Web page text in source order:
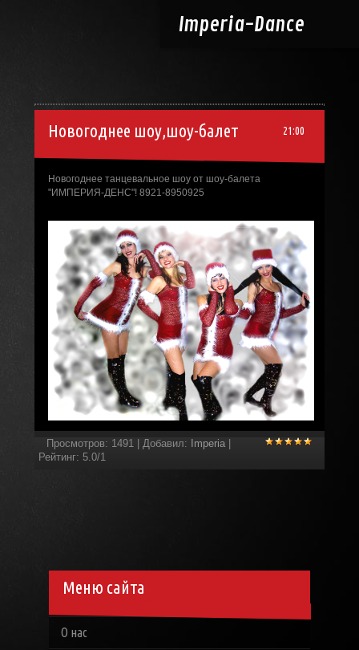
Imperia-Dance
21:00
Новогоднее шоу,шоу-балет
Новогоднее танцевальное шоу от шоу-балета
"ИМПЕРИЯ-ДЕНС"! 8921-8950925
Просмотров: 1491| Добавил: Imperia
Рейтинг: 5.0/1
Меню сайта
О нас